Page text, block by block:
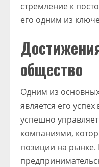
стремление к
его одним из
общество
Одним из
является его
успешно
компаниями,
позиции на рынке.